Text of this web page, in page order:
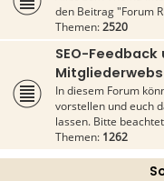
den Beitrag "Forum
Themen:2520
SEO-
In diesem Forum
vorstellen und euch
lassen. Bitte
Themen: 1262